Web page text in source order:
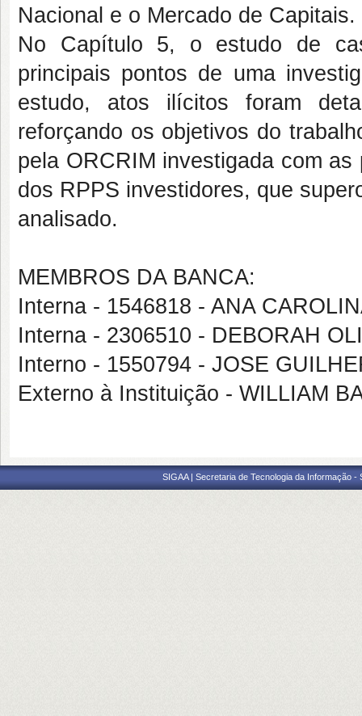
Nacional e o Mercado de Capitais.
No Capítulo 5, o estudo de
principais pontos de uma
estudo, atos ilícitos foram
reforçando os objetivos do
pela ORCRIM investigada com
dos RPPS investidores, que
analisado.
MEMBROS DA BANCA:
Interna - 1546818 - ANA
Interna - 2306510 - DEBORAH
Interno - 1550794 - JOSE
Externo à Instituição - WILLIAM
SIGAA | Secretaria de Tecnologia da Informação